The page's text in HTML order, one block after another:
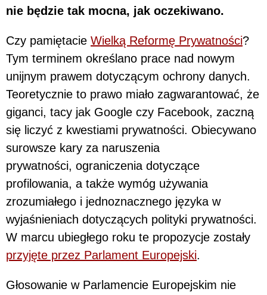
nie będzie tak mocna, jak oczekiwano.
Czy pamiętacie Wielką Reformę Prywatności?
Tym terminem określano prace nad nowym
unijnym prawem dotyczącym ochrony danych.
Teoretycznie to prawo miało zagwarantować, że
giganci, tacy jak Google czy Facebook, zaczną
się liczyć z kwestiami prywatności. Obiecywano
surowsze kary za naruszenia
prywatności, ograniczenia dotyczące
profilowania, a także wymóg używania
zrozumiałego i jednoznacznego języka w
wyjaśnieniach dotyczących polityki prywatności.
W marcu ubiegłego roku te propozycje zostały
przyjęte przez Parlament Europejski.
Głosowanie w Parlamencie Europejskim nie